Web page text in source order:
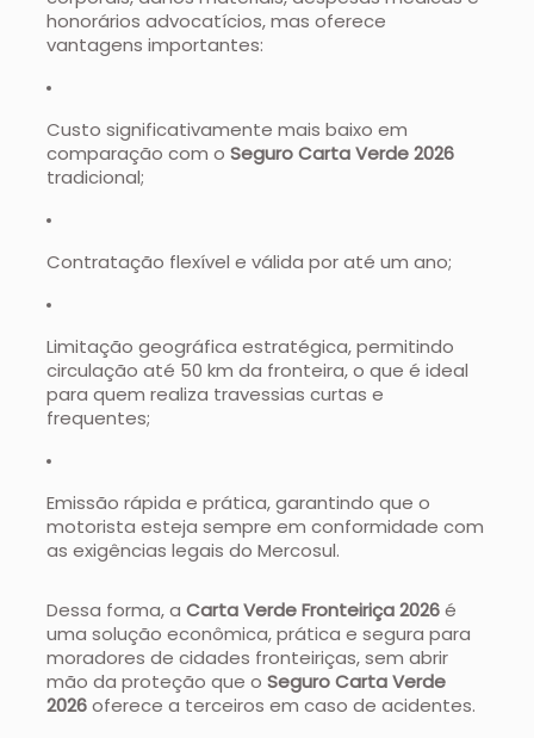
honorários advocatícios, mas oferece
vantagens importantes:
Custo significativamente mais baixo em
comparação com oSeguro Carta Verde 2026
tradicional;
Contratação flexível e válida por até um ano;
Limitação geográfica estratégica, permitindo
circulação até 50 km da fronteira, o que é ideal
para quem realiza travessias curtas e
frequentes;
Emissão rápida e prática, garantindo que o
motorista esteja sempre em conformidade com
as exigências legais do Mercosul.
Dessa forma, aCarta Verde Fronteiriça 2026é
uma solução econômica, prática e segura para
moradores de cidades fronteiriças, sem abrir
mão da proteção que oSeguro Carta Verde
2026oferece a terceiros em caso de acidentes.